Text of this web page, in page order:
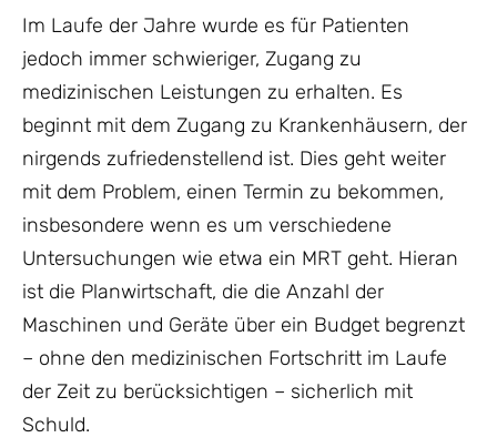
Im Laufe der Jahre wurde es für Patienten
jedoch immer schwieriger, Zugang zu
medizinischen Leistungen zu erhalten. Es
beginnt mit dem Zugang zu Krankenhäusern, der
nirgends zufriedenstellend ist. Dies geht weiter
mit dem Problem, einen Termin zu bekommen,
insbesondere wenn es um verschiedene
Untersuchungen wie etwa ein MRT geht. Hieran
ist die Planwirtschaft, die die Anzahl der
Maschinen und Geräte über ein Budget begrenzt
– ohne den medizinischen Fortschritt im Laufe
der Zeit zu berücksichtigen – sicherlich mit
Schuld.